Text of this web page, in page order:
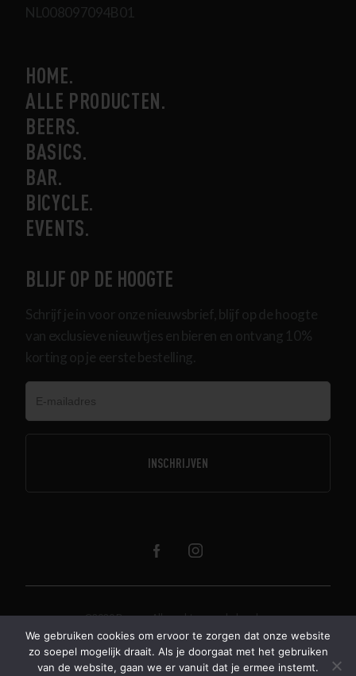
NL008097094B01
BLIJF OP DE HOOGTE
Schrijf je in voor onze nieuwsbrief, blijf op de hoogte
van exclusieve nieuwtjes en bieren en ontvang 10%
korting op je eerste bestelling.
HOME
ALLE PRODUCTEN
BEERS
BASICS
BAR
BICYCLE
EVENTS
@2020 Beerze. Alle rechten voorbehouden.
Verzenden & retourneren Privacy Disclaimer Herroeping
We gebruiken cookies om ervoor te zorgen dat onze website
zo soepel mogelijk draait. Als je doorgaat met het gebruiken
van de website, gaan we er vanuit dat je ermee instemt.